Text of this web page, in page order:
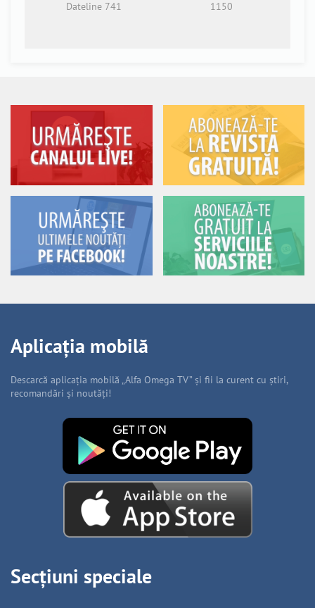
Dateline 741 1150
Aplicația mobilă
Descarcă aplicația mobilă „Alfa Omega TV” și fii la curent cu știri,
recomandări și noutăți!
Secțiuni speciale